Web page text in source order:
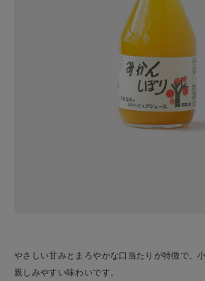
やさしい甘みとまろやかな口当たりが特徴で、
親しみやすい味わいです。